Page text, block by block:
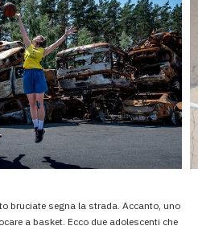
bruciate segna la strada. Accanto, uno
a basket. Ecco due adolescenti che